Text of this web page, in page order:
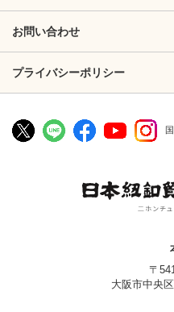
お問い合わせ
プライバシーポリシー
〒
大阪市中央